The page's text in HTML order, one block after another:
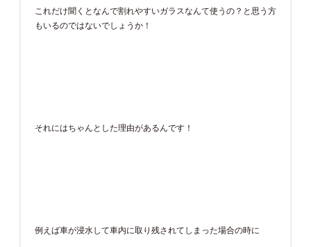
これだけ聞くとなんで割れやすいガラスなんて使うの？と思う方
もいるのではないでしょうか！
それにはちゃんとした理由があるんです！
例えば車が浸水して車内に取り残されてしまった場合の時に